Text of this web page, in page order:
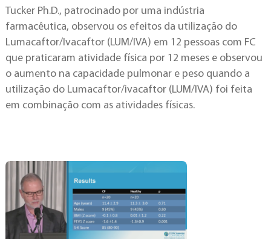
Tucker Ph.D., patrocinado por uma indústria
farmacêutica, observou os efeitos da utilização do
Lumacaftor/Ivacaftor (LUM/IVA) em 12 pessoas com FC
que praticaram atividade física por 12 meses e observou
o aumento na capacidade pulmonar e peso quando a
utilização do Lumacaftor/ivacaftor (LUM/IVA) foi feita
em combinação com as atividades físicas.